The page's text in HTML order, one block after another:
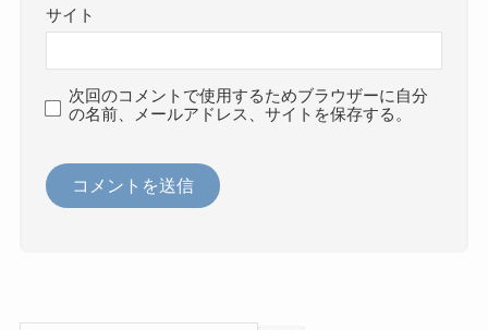
サイト
次回のコメントで使用するためブラウザーに自分
の名前、メールアドレス、サイトを保存する。